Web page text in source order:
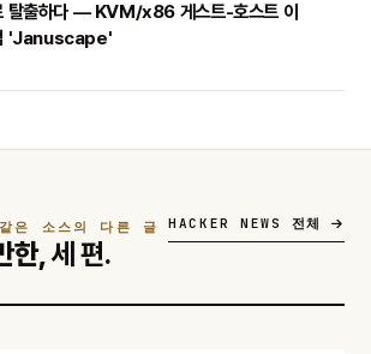
탈출하다 — KVM/x86 게스트-호스트 이
'Januscape'
은 소스의 다른 글
한,세 편.
HACKER NEWS 전체